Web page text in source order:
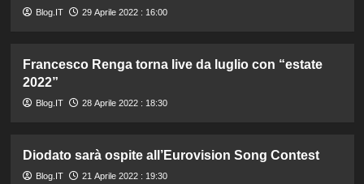
Blog.IT 29 Aprile 2022 : 16:00
Francesco Renga torna live da luglio con “estate
2022”
Blog.IT 28 Aprile 2022 : 18:30
Diodato sarà ospite all’Eurovision Song Contest
Blog.IT 21 Aprile 2022 : 19:30